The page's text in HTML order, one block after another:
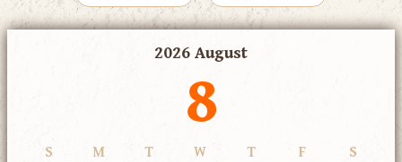
2026 August
8
S M T W T F
S